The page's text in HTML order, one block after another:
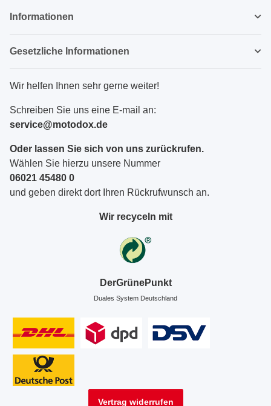
Informationen
Gesetzliche Informationen
Wir helfen Ihnen sehr gerne weiter!
Schreiben Sie uns eine E-mail an:
service@motodox.de
Oder lassen Sie sich von uns zurückrufen.
Wählen Sie hierzu unsere Nummer
06021 45480 0
und geben direkt dort Ihren Rückrufwunsch an.
Wir recyceln mit
DerGrünePunkt
Duales System Deutschland
Vertrag widerrufen